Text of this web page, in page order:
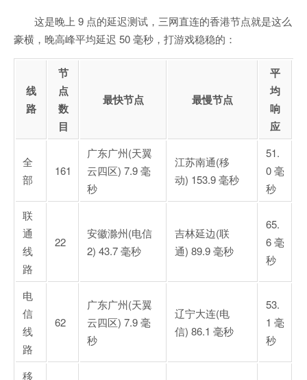
这是晚上 9 点的延迟测试，三网直连的香港节点就是这么
豪横，晚高峰平均延迟 50 毫秒，打游戏稳稳的：
线
路
节
点
数
目
最快节点 最慢节点
平
均
响
应
全
部
161
广东广州(天翼
云四区) 7.9 毫
秒
江苏南通(移
动) 153.9 毫秒
51.
0 毫
秒
联
通
线
路
22
安徽滁州(电信
2) 43.7 毫秒
吉林延边(联
通) 89.9 毫秒
65.
6 毫
秒
电
信
线
路
62
广东广州(天翼
云四区) 7.9 毫
秒
辽宁大连(电
信) 86.1 毫秒
53.
1 毫
秒
移